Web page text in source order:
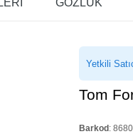
Yetkili
Tom
Barkod :